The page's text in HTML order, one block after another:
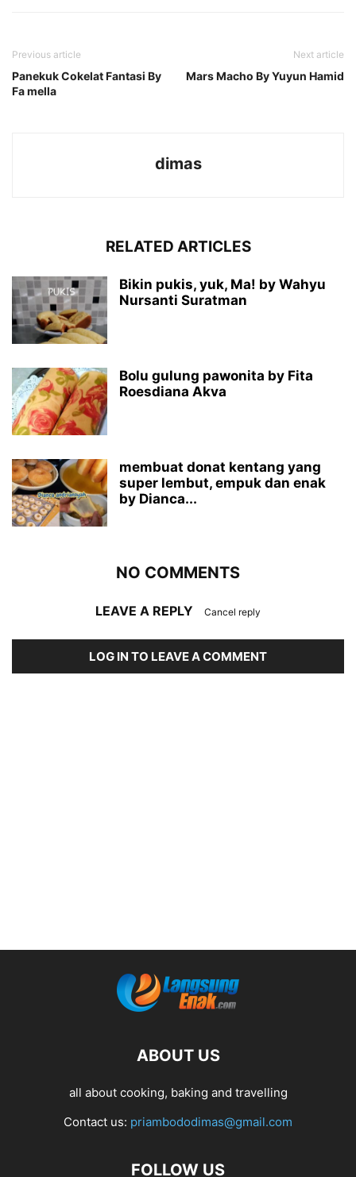
Previous article
Panekuk Cokelat Fantasi By
Fa mella
Next article
Mars Macho By Yuyun Hamid
dimas
RELATED ARTICLES
Bikin pukis, yuk, Ma! by Wahyu
Nursanti Suratman
Bolu gulung pawonita by Fita
Roesdiana Akva
membuat donat kentang yang
super lembut, empuk dan enak
by Dianca...
NO COMMENTS
LEAVE A REPLY Cancel reply
LOG IN TO LEAVE A COMMENT
ABOUT US
all about cooking, baking and travelling
Contact us: priambododimas@gmail.com
FOLLOW US